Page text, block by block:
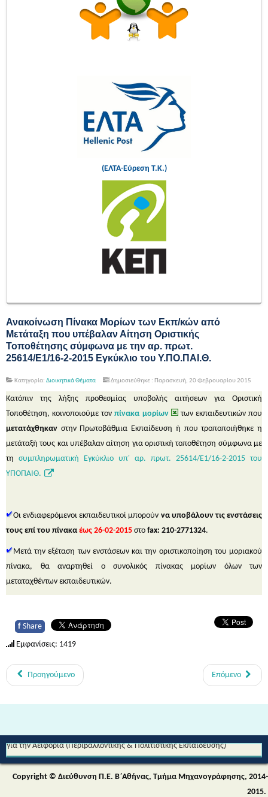
(ΕΛΤΑ-Εύρεση Τ.Κ.)
Ανακοίνωση Πίνακα Μορίων των Εκπ/κών από
Μετάταξη που υπέβαλαν Αίτηση Οριστικής
Τοποθέτησης σύμφωνα με την αρ. πρωτ.
25614/Ε1/16-2-2015 Εγκύκλιο του Υ.ΠΟ.ΠΑΙ.Θ.
Κατηγορία: Διοικητικά Θέματα Δημοσιεύθηκε : Παρασκευή, 20 Φεβρουαρίου 2015
Κατόπιν της λήξης προθεσμίας υποβολής αιτήσεων για Οριστική
Τοποθέτηση, κοινοποιούμε τονπίνακα μορίων
των εκπαιδευτικών που
μετατάχθηκαν στην Πρωτοβάθμια Εκπαίδευση ή που τροποποιήθηκε η
μετάταξή τους και υπέβαλαν αίτηση για οριστική τοποθέτηση σύμφωνα με
τη συμπληρωματική Εγκύκλιο υπ' αρ. πρωτ. 25614/Ε1/16-2-2015 του
ΥΠΟΠΑΙΘ.
Οι ενδιαφερόμενοι εκπαιδευτικοί μπορούν να υποβάλουν τις ενστάσεις
τους επί του πίνακα έως 26-02-2015 στο fax: 210-2771324.
Μετά την εξέταση των ενστάσεων και την οριστικοποίηση του μοριακού
πίνακα, θα αναρτηθεί ο συνολικός πίνακας μορίων όλων των
μεταταχθέντων εκπαιδευτικών.
f Share
Εμφανίσεις: 1419
Προηγούμενο Επόμενο
για την Αειφορία (Περιβαλλοντικής & Πολιτιστικής Εκπαίδευσης)
Copyright © Διεύθυνση Π.Ε. Β΄Αθήνας, Τμήμα Μηχανογράφησης, 2014-
2015.